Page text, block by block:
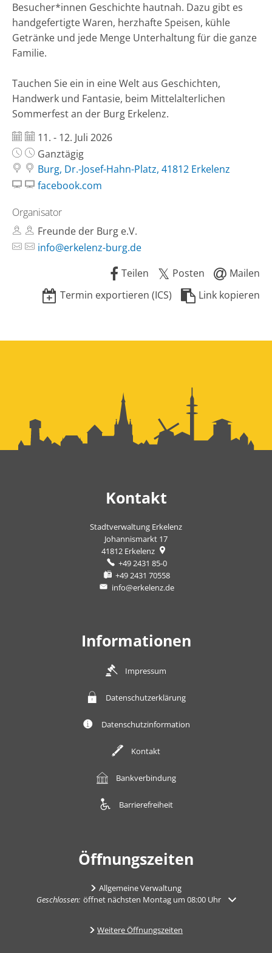
Besucher*innen Geschichte hautnah. Dazu gibt es
handgefertigte Waren, herzhafte Speisen, kühle
Getränke und jede Menge Unterhaltung für die ganze
Familie.
Tauchen Sie ein in eine Welt aus Geschichten,
Handwerk und Fantasie, beim Mittelalterlichen
Sommerfest an der Burg Erkelenz.
Datum:
11. - 12. Juli 2026
Uhrzeit:
Ganztägig
Burg, Dr.-Josef-Hahn-Platz, 41812 Erkelenz
facebook.com
Organisator
Freunde der Burg e.V.
info@erkelenz-burg.de
Teilen
Posten
Mailen
Termin exportieren (ICS)
Link kopieren
Kontakt
Stadtverwaltung Erkelenz
Johannismarkt 17
41812 Erkelenz
+49 2431 85-0
+49 2431 70558
info@erkelenz.de
Informationen
Impressum
Datenschutzerklärung
Datenschutzinformation
Kontakt
Bankverbindung
Barrierefreiheit
Öffnungszeiten
Allgemeine Verwaltung
Klicken, um weitere Öffnungs- oder Schließzeiten auszublenden
Geschlossen: öffnet nächsten Montag um 08:00 Uhr
Weitere Öffnungszeiten